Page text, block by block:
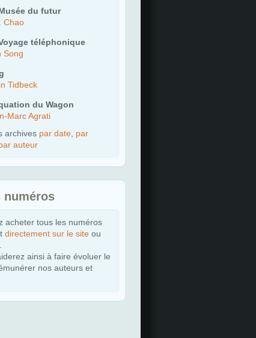
Botkin
du futur
Chao
téléphonique
Song
Tidbeck
du Wagon
Marc Agrati
archives par date, par
auteur
numéros
acheter tous les numéros
directement sur le site ou
.
ainsi à faire évoluer le
nos auteurs et